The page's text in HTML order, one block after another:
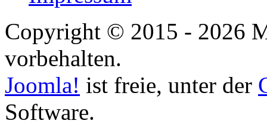
Copyright © 2015 - 2026
vorbehalten.
Joomla! ist freie, unter der
Software.